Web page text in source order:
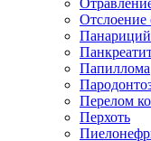
Отслоение
Панариций
Папиллома
Перелом
Перхоть